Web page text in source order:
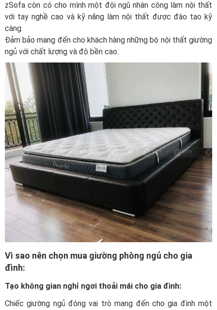
zSofa còn có cho mình một đội ngũ nhân công làm nội thất
với tay nghề cao và kỹ năng làm nội thất được đào tạo kỹ
càng.
Đảm bảo mang đến cho khách hàng những bộ nội thất giường
ngủ với chất lượng và độ bền cao.
Vì sao nên chọn mua giường phòng ngủ cho gia
đình:
Tạo không gian nghỉ ngơi thoải mái cho gia đình:
Chiếc giường ngủ đóng vai trò mang đến cho gia đình một